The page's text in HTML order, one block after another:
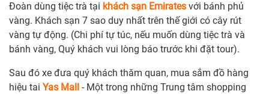
Đoàn dùng tiệc trà tại khách sạn Emirates với bánh phủ
vàng. Khách sạn 7 sao duy nhất trên thế giới có cây rút
vàng tự động. (Chi phí tự túc, nếu muốn dùng tiệc trà và
bánh vàng, Quý khách vui lòng báo trước khi đặt tour).
Sau đó xe đưa quý khách thăm quan, mua sắm đồ hàng
hiệu tai Yas Mall
- Một trong những Trung tâm shopping